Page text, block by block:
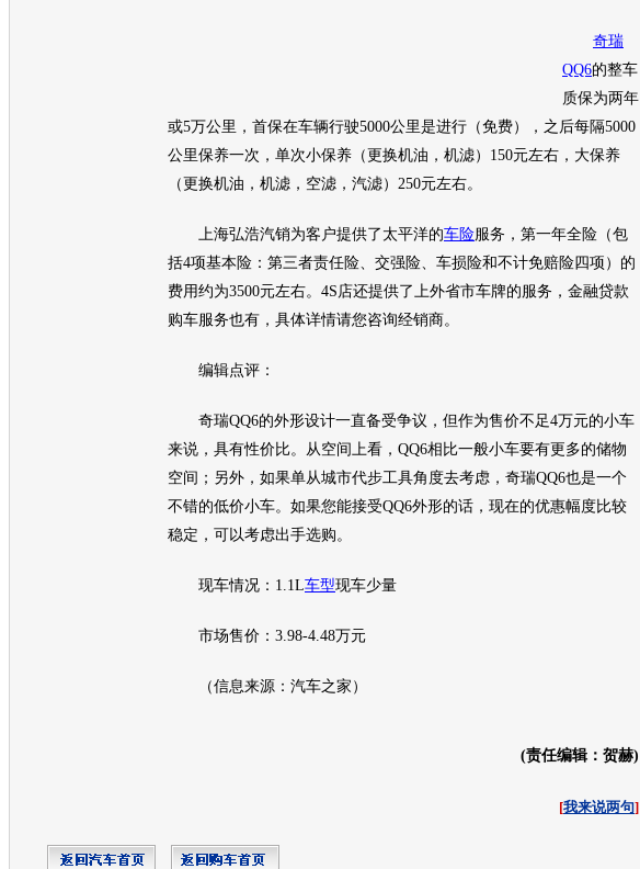
奇瑞
QQ6的整车
质保为两年
或5万公里，首保在车辆行驶5000公里是进行（免费），之后每隔5000
公里保养一次，单次小保养（更换机油，机滤）150元左右，大保养
（更换机油，机滤，空滤，汽滤）250元左右。
上海弘浩汽销为客户提供了太平洋的车险服务，第一年全险（包
括4项基本险：第三者责任险、交强险、车损险和不计免赔险四项）的
费用约为3500元左右。4S店还提供了上外省市车牌的服务，金融贷款
购车服务也有，具体详情请您咨询经销商。
编辑点评：
奇瑞QQ6的外形设计一直备受争议，但作为售价不足4万元的小车
来说，具有性价比。从空间上看， QQ6相比一般小车要有更多的储物
空间；另外，如果单从城市代步工具角度去考虑， 奇瑞QQ6也是一个
不错的低价小车。如果您能接受QQ6外形的话，现在的优惠幅度比较
稳定，可以考虑出手选购。
现车情况：1.1L车型现车少量
市场售价：3.98-4.48万元
（信息来源： 汽车之家）
(责任编辑：贺赫)
[我来说两句]